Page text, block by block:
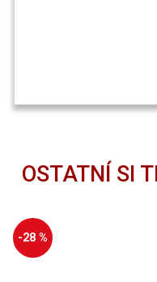
OSTATNÍ SI
-28 %